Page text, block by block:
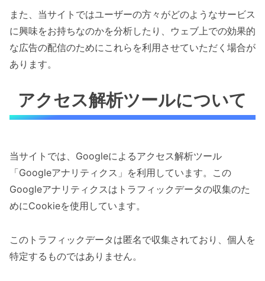
また、当サイトではユーザーの方々がどのようなサービス
に興味をお持ちなのかを分析したり、ウェブ上での効果的
な広告の配信のためにこれらを利用させていただく場合が
あります。
アクセス解析ツールについて
当サイトでは、Googleによるアクセス解析ツール
「Googleアナリティクス」を利用しています。この
Googleアナリティクスはトラフィックデータの収集のた
めにCookieを使用しています。
このトラフィックデータは匿名で収集されており、個人を
特定するものではありません。